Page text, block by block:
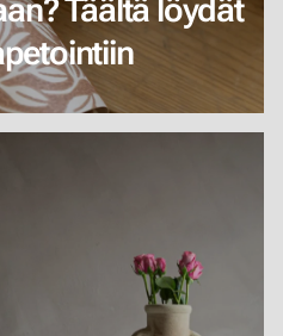
Täältä löydät